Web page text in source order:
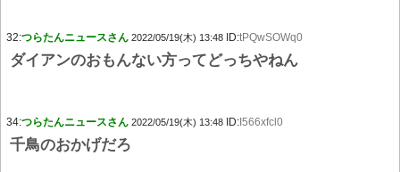
32:つらたんニュースさん 2022/05/19(木) 13:48 ID:tPQwSOWq0
ダイアンのおもんない方ってどっちやねん
34:つらたんニュースさん 2022/05/19(木) 13:48 ID: I566xfcl0
千鳥のおかげだろ